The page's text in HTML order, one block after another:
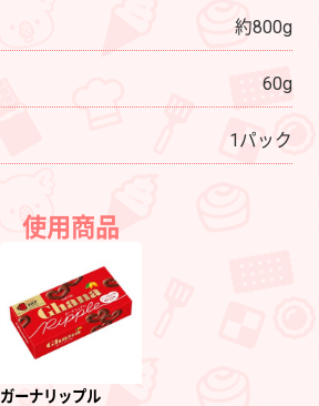
約800g
60g
1パック
使用商品
ガーナリップル